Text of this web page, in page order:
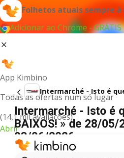
Folhetos atuais sempre à
Adicionar ao Chrome - GRÁTIS
App Kimbino
Todas as ofertas num só lugar
(14,1 mil avaliações)
Abrir
Intermarché - Isto é
Intermarché - Isto é
BAIXOS! » de 28/05/
03/06/2026